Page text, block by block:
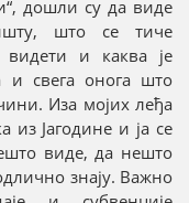
дошли су да виде
што се тиче
и каква је
и свега онога што
Иза мојих леђа
Јагодине и ја се
виде, да нешто
знају. Важно